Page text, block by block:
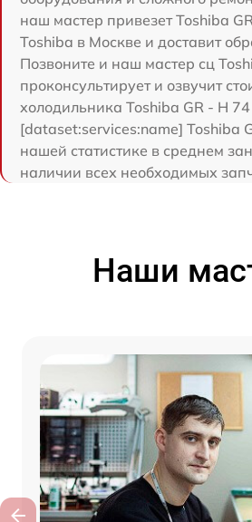
наш мастер привезет Toshiba
Toshiba в Москве и доставит
Позвоните и наш мастер сц
проконсультирует и озвучит
холодильника Toshiba GR - H 74
[dataset:services:name] Toshiba
нашей статистике в среднем
наличии всех необходимых
Наши